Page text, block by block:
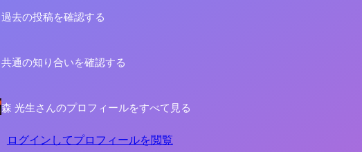
過去の投稿を確認する
共通の知り合いを確認する
森 光生さんのプロフィールをすべて見る
ログインしてプロフィールを閲覧